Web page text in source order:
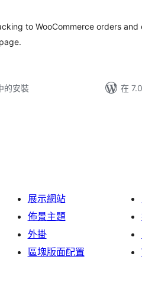
to WooCommerce orders
的安裝
在
展示網站
佈景主題
外掛
區塊版面配置